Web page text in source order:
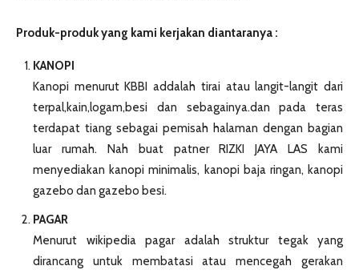
Produk-produk yang kami kerjakan diantaranya :
KANOPI
Kanopi menurut KBBI addalah tirai atau langit-langit dari
terpal,kain,logam,besi dan sebagainya.dan pada teras
terdapat tiang sebagai pemisah halaman dengan bagian
luar rumah. Nah buat patner RIZKI JAYA LAS kami
menyediakan kanopi minimalis, kanopi baja ringan, kanopi
gazebo dan gazebo besi.
PAGAR
Menurut wikipedia pagar adalah struktur tegak yang
dirancang untuk membatasi atau mencegah gerakan